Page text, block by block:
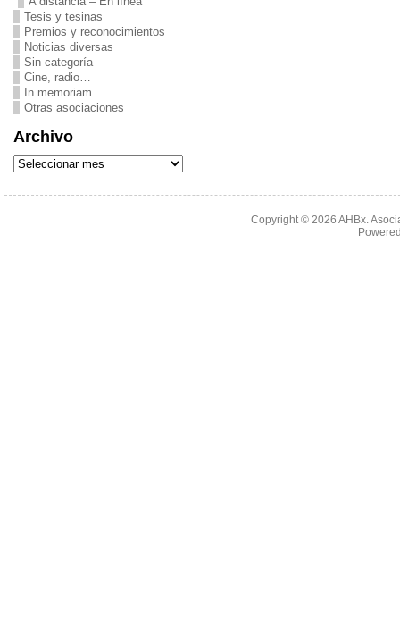
Tesis y tesinas
Premios y reconocimientos
Noticias diversas
Sin categoría
Cine, radio…
In memoriam
Otras asociaciones
Archivo
Copyright © 2026AHBx.